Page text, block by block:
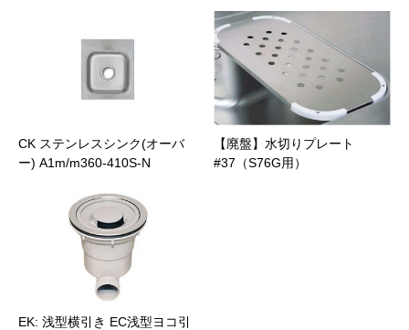
CK ステンレスシンク(オーバ
ー) A1m/m360-410S-N
【廃盤】水切りプレート
#37（S76G用）
EK: 浅型横引き EC浅型ヨコ引